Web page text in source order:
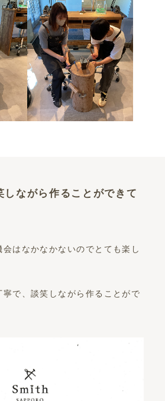
しながら作ることができて
会はなかなかないのでとても楽し
寧で、談笑しながら作ることがで